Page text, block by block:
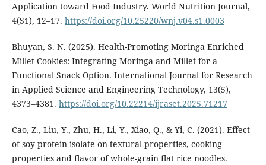
Application toward Food Industry. World Nutrition Journal,
4(S1), 12–17. https://doi.org/10.25220/wnj.v04.s1.0003
Bhuyan, S. N. (2025). Health-Promoting Moringa Enriched
Millet Cookies: Integrating Moringa and Millet for a
Functional Snack Option. International Journal for Research
in Applied Science and Engineering Technology, 13(5),
4373–4381. https://doi.org/10.22214/ijraset.2025.71217
Cao, Z., Liu, Y., Zhu, H., Li, Y., Xiao, Q., & Yi, C. (2021). Effect
of soy protein isolate on textural properties, cooking
properties and flavor of whole-grain flat rice noodles.